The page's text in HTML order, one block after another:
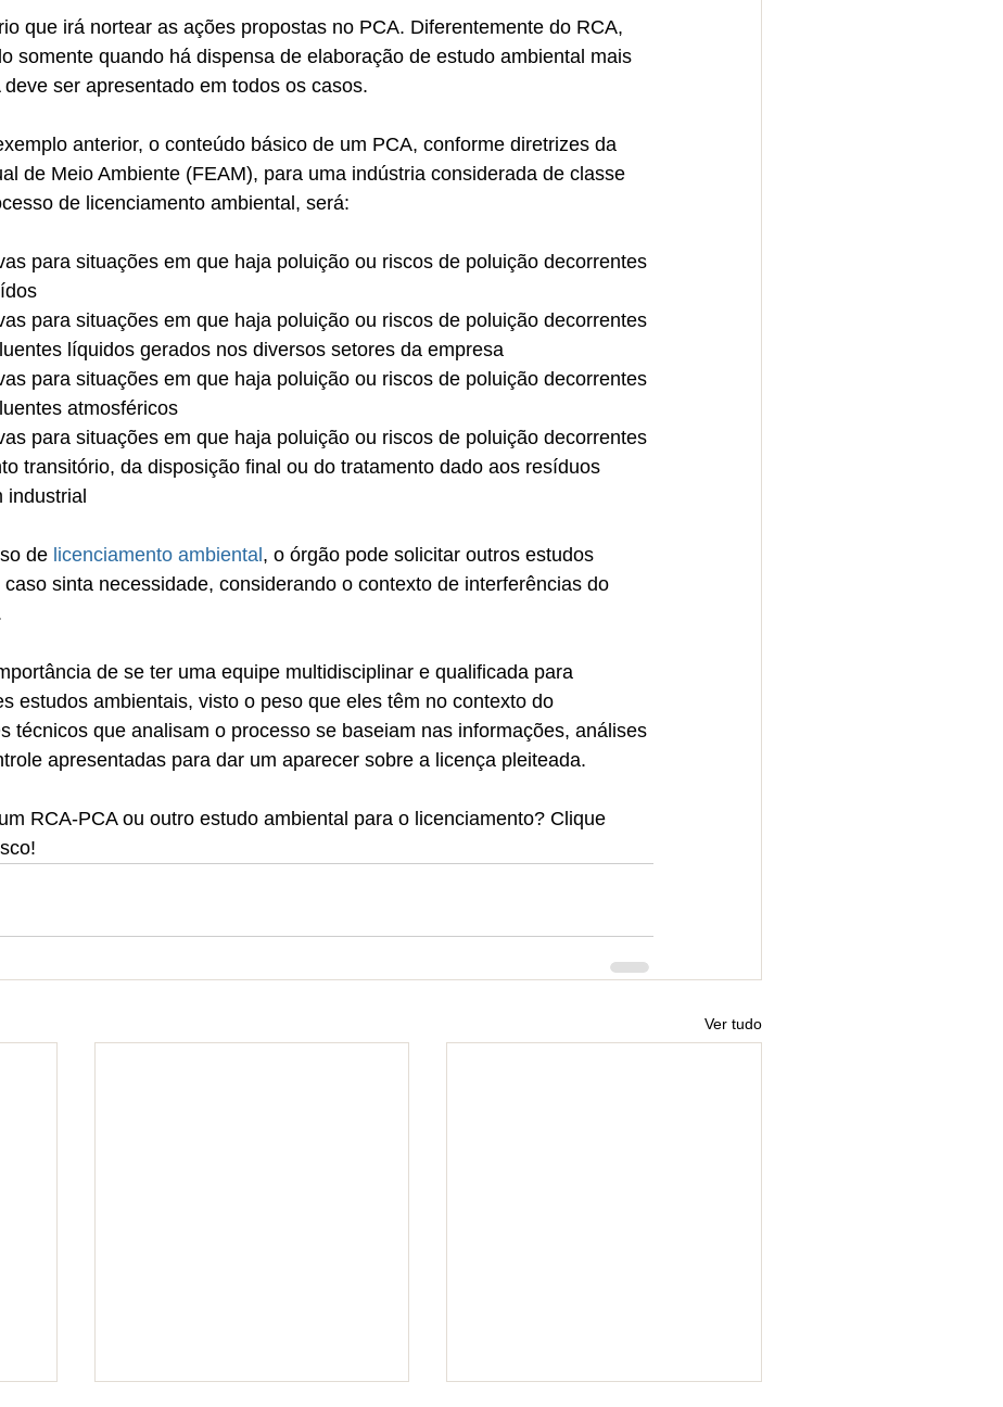
que irá nortear as ações propostas no PCA. Diferentemente do RCA,
somente quando há dispensa de elaboração de estudo ambiental mais
ser apresentado em todos os casos.
anterior, o conteúdo básico de um PCA, conforme diretrizes da
de Meio Ambiente (FEAM), para uma indústria considerada de classe
de licenciamento ambiental, será:
para situações em que haja poluição ou riscos de poluição decorrentes
para situações em que haja poluição ou riscos de poluição decorrentes
líquidos gerados nos diversos setores da empresa
para situações em que haja poluição ou riscos de poluição decorrentes
atmosféricos
para situações em que haja poluição ou riscos de poluição decorrentes
transitório, da disposição final ou do tratamento dado aos resíduos
industrial
de licenciamento ambiental , o órgão pode solicitar outros estudos
sinta necessidade, considerando o contexto de interferências do
de se ter uma equipe multidisciplinar e qualificada para
estudos ambientais, visto o peso que eles têm no contexto do
técnicos que analisam o processo se baseiam nas informações, análises
apresentadas para dar um aparecer sobre a licença pleiteada.
RCA-PCA ou outro estudo ambiental para o licenciamento? Clique
Ver tudo